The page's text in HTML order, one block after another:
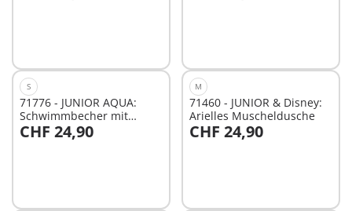
S
71776 - JUNIOR AQUA:
Schwimmbecher mit
Wasserspaß
CHF 24,90
In den Warenkorb
M
71460 - JUNIOR & Disney:
Arielles Muscheldusche
CHF 24,90
In den Warenkorb